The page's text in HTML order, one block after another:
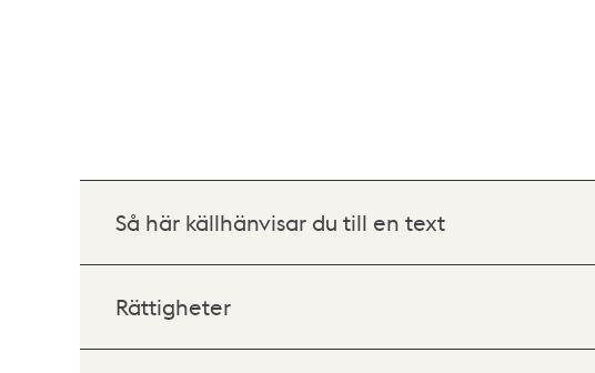
Så här källhänvisar du till en text
Rättigheter